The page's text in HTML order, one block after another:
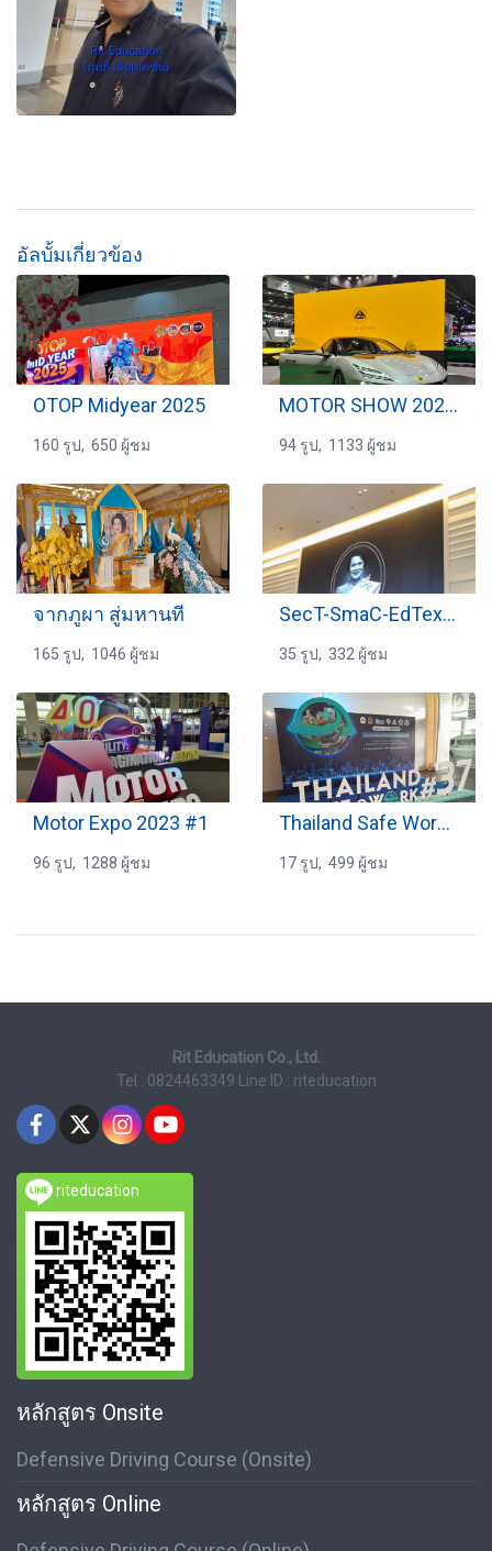
อัลบั้มเกี่ยวข้อง
OTOP Midyear 2025
160 รูป, 650 ผู้ชม
MOTOR SHOW 2024 (2)
94 รูป, 1133 ผู้ชม
จากภูผา สู่มหานที
165 รูป, 1046 ผู้ชม
SecT-SmaC-EdTex 2025
35 รูป, 332 ผู้ชม
Motor Expo 2023 #1
96 รูป, 1288 ผู้ชม
Thailand Safe Work #37
17 รูป, 499 ผู้ชม
Rit Education Co., Ltd.
Tel : 0824463349
Line ID : riteducation
riteducation
หลักสูตร Onsite
Defensive Driving Course (Onsite)
หลักสูตร Online